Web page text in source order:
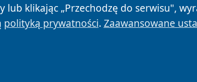
klikając „Przechodzę do serwisu",
polityką prywatności. Zaawansowane